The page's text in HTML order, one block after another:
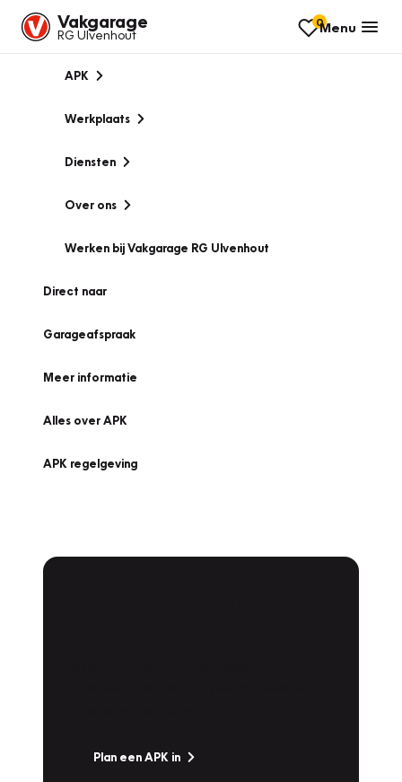
Vakgarage
RG Ulvenhout
0Menu
APK
Werkplaats
Diensten
Over ons
Werken bij Vakgarage RG Ulvenhout
Direct naar
Garageafspraak
Meer informatie
Alles over APK
APK regelgeving
Plan een APK in